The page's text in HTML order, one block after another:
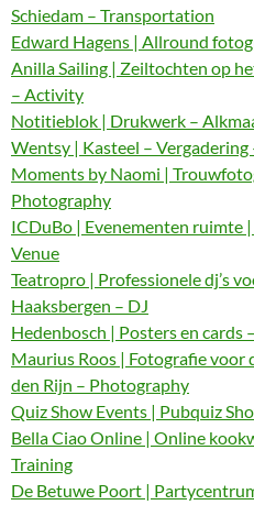
Schiedam – Transportation
Edward Hagens | Allround
Anilla Sailing | Zeiltochten op
– Activity
Notitieblok | Drukwerk –
Wentsy | Kasteel –
Moments by Naomi |
Photography
ICDuBo | Evenementen ruimte
Venue
Teatropro | Professionele dj’s
Haaksbergen – DJ
Hedenbosch | Posters en cards
Maurius Roos | Fotografie voor
den Rijn – Photography
Quiz Show Events | Pubquiz
Bella Ciao Online | Online
Training
De Betuwe Poort |